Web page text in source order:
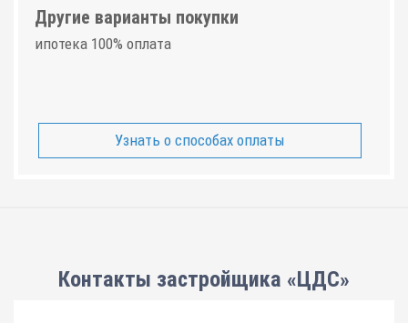
Другие варианты покупки
ипотека 100% оплата
Узнать о способах оплаты
Контакты застройщика «ЦДС»